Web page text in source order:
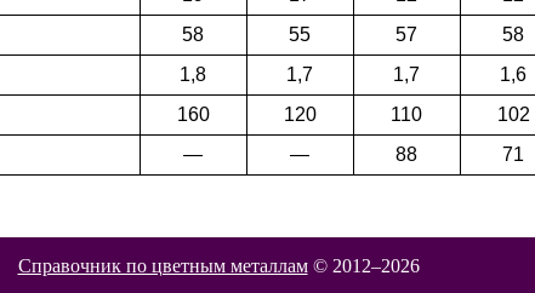
58 55 57 58
1,8 1,7 1,7 1,6
160 120 110 102
— — 88 71
Справочник по цветным металлам© 2012–2026